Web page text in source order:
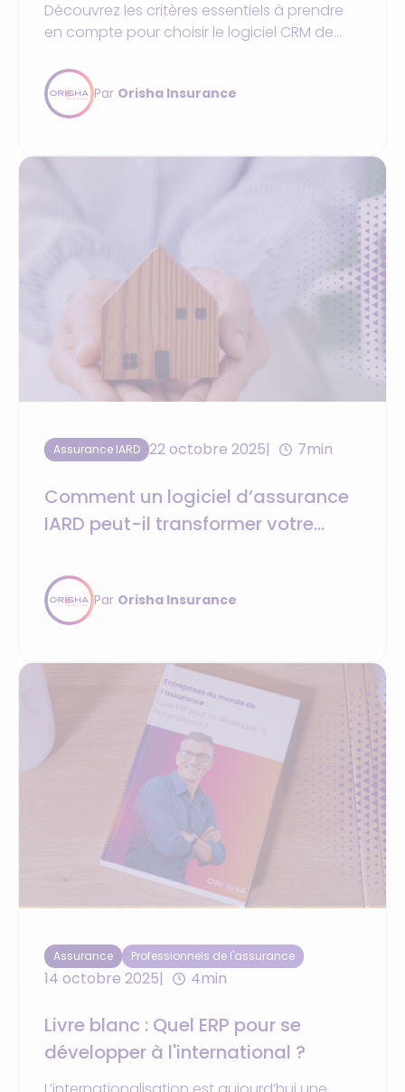
Découvrez les critères essentiels à prendre
en compte pour choisir le logiciel CRM de
besoins.
Par Orisha Insurance
Assurance IARD 22 octobre 2025 7min
Comment un logiciel d’assurance
IARD peut-il transformer votre
Par Orisha Insurance
Assurance Professionnels de l'assurance
14 octobre 2025 4min
Livre blanc : Quel ERP pour se
développer à l'international ?